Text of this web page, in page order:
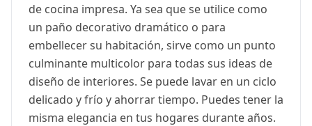
de cocina impresa. Ya sea que se utilice como
un paño decorativo dramático o para
embellecer su habitación, sirve como un punto
culminante multicolor para todas sus ideas de
diseño de interiores. Se puede lavar en un ciclo
delicado y frío y ahorrar tiempo. Puedes tener la
misma elegancia en tus hogares durante años.